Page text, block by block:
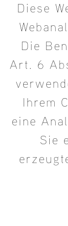
Diese
Die
Art. 6
Ihrem
eine
Sie